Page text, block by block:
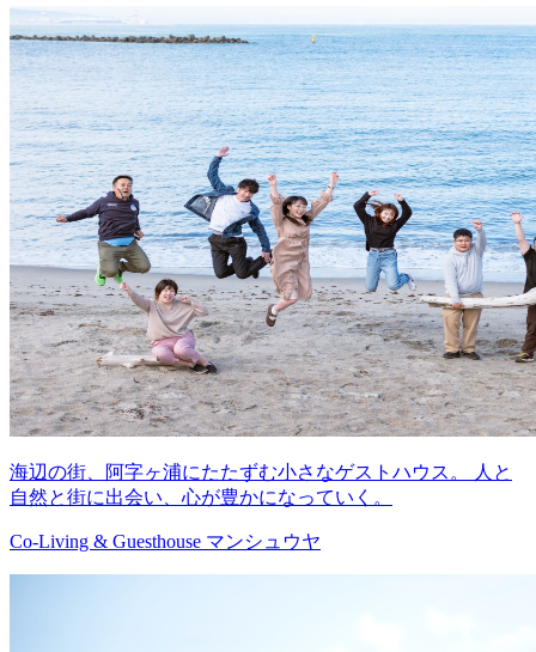
海辺の街、阿字ヶ浦にたたずむ小さなゲストハウス。 人と
自然と街に出会い、心が豊かになっていく。
Co-Living & Guesthouse マンシュウヤ